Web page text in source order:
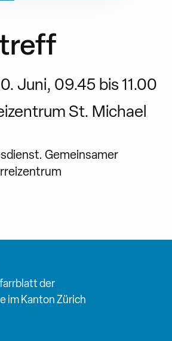
Juni, 09.45 bis 11.00
St. Michael
Gemeinsamer
der
im Kanton Zürich